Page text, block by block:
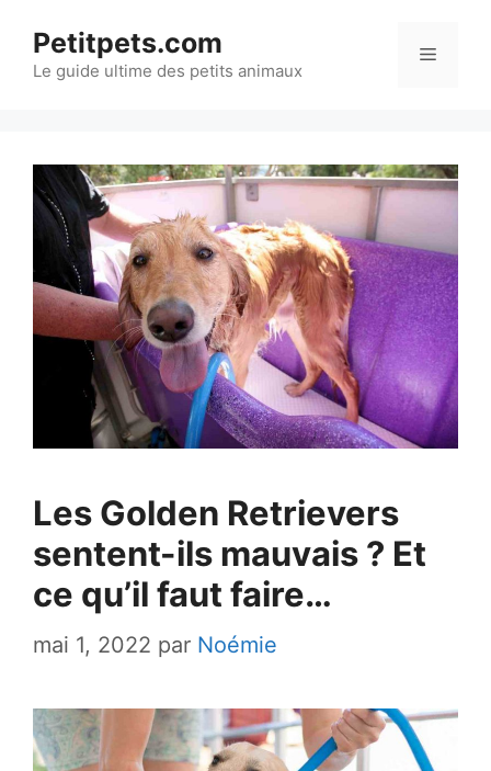
contenu
Petitpets.com
Le guide ultime des petits animaux
Menu
Les Golden Retrievers
sentent-ils mauvais ? Et
ce qu’il faut faire…
mai 1, 2022 par Noémie